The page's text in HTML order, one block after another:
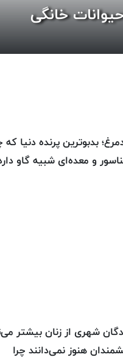
خانگی
بدبوترین پرنده دنیا
و معده‌ای شبیه گاو
شهری از زنان بیشتر
هنوز نمی‌دانند چرا